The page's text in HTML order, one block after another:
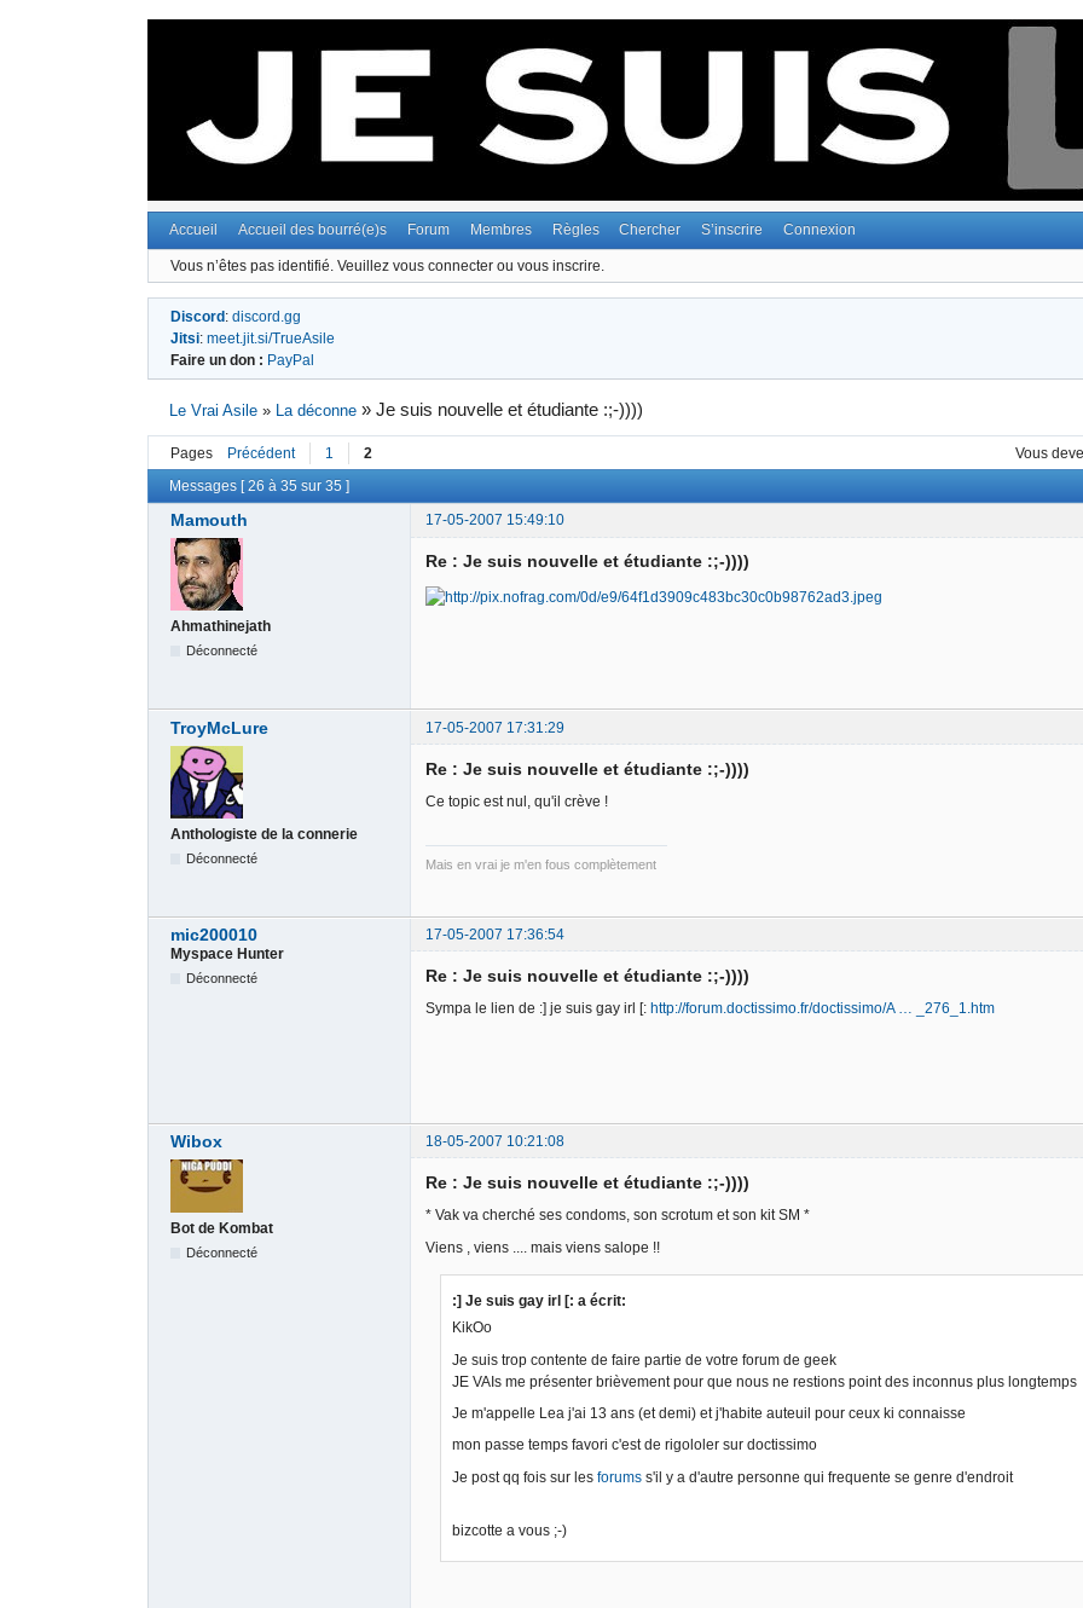
Accueil Accueil des bourré(e)s Forum Membres Règles Chercher S’inscrire Connexion
Vous n’êtes pas identifié. Veuillez vous connecter ou vous inscrire.
Discord: discord.gg
Jitsi: meet.jit.si/TrueAsile
Faire un don : PayPal
Le Vrai Asile » La déconne »Je suis nouvelle et étudiante :;-))))
Pages Précédent 1 2
Vous
Messages [ 26 à 35 sur 35 ]
Mamouth 17-05-2007 15:49:10
Ahmathinejath
Déconnecté
Re : Je suis nouvelle et étudiante :;-))))
TroyMcLure 17-05-2007 17:31:29
Anthologiste de la connerie
Déconnecté
Re : Je suis nouvelle et étudiante :;-))))
Ce topic est nul, qu'il crève !
Mais en vrai je m'en fous complètement
mic200010
17-05-2007 17:36:54
Myspace Hunter
Déconnecté Re : Je suis nouvelle et étudiante :;-))))
Sympa le lien de :] je suis gay irl [: http://forum.doctissimo.fr/doctissimo/A … _276_1.htm
Wibox 18-05-2007 10:21:08
Bot de Kombat
Déconnecté
Re : Je suis nouvelle et étudiante :;-))))
* Vak va cherché ses condoms, son scrotum et son kit SM *
Viens , viens .... mais viens salope !!
:] Je suis gay irl [: a écrit:
KikOo
Je suis trop contente de faire partie de votre forum de geek
JE VAIs me présenter brièvement pour que nous ne restions point des inconnus plus longtemps
Je m'appelle Lea j'ai 13 ans (et demi) et j'habite auteuil pour ceux ki connaisse
mon passe temps favori c'est de rigololer sur doctissimo
Je post qq fois sur les forums s'il y a d'autre personne qui frequente se genre d'endroit
bizcotte a vous ;-)